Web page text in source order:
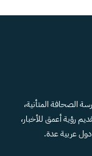
عام 2013، تنتمي لمدرسة الصحافة المتأنية،
رؤية أعمق للأخبار،
عربية عدة.